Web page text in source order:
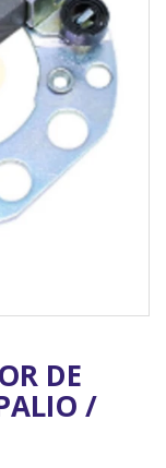
DE
/